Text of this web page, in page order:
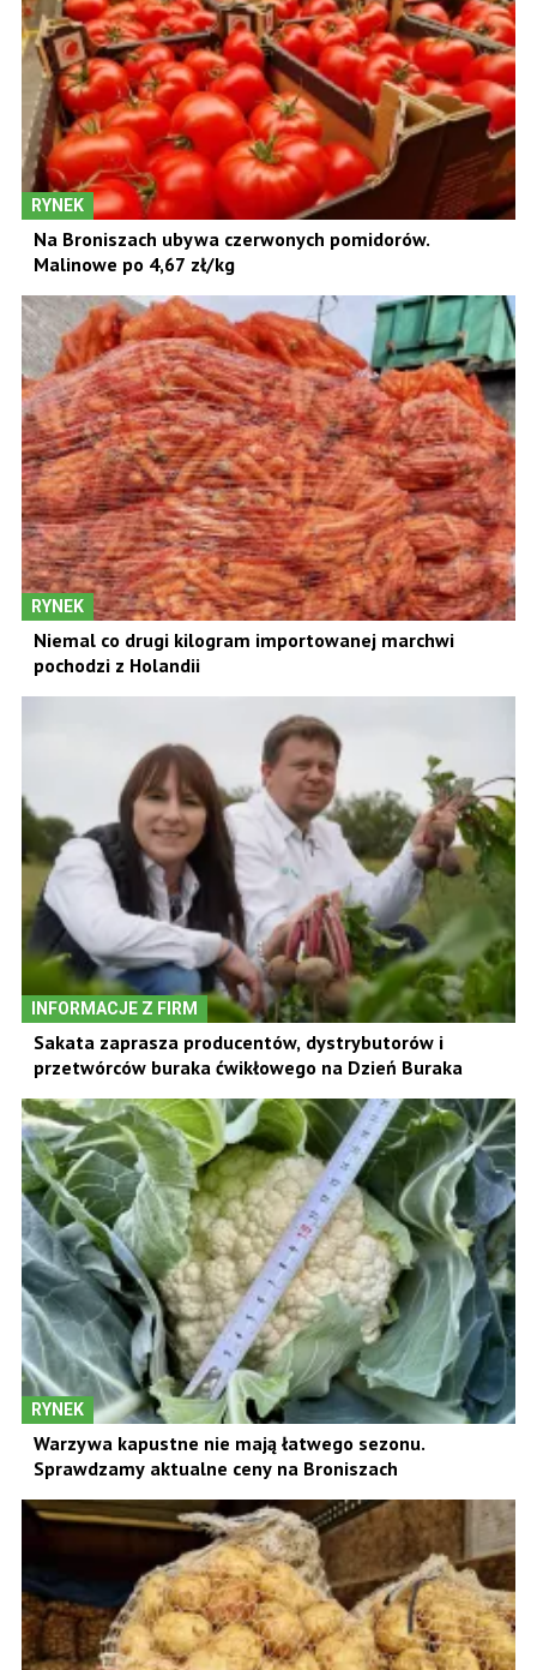
RYNEK
Na Broniszach ubywa czerwonych pomidorów.
Malinowe po 4,67 zł/kg
RYNEK
Niemal co drugi kilogram importowanej marchwi
pochodzi z Holandii
INFORMACJE Z FIRM
Sakata zaprasza producentów, dystrybutorów i
przetwórców buraka ćwikłowego na Dzień Buraka
RYNEK
Warzywa kapustne nie mają łatwego sezonu.
Sprawdzamy aktualne ceny na Broniszach